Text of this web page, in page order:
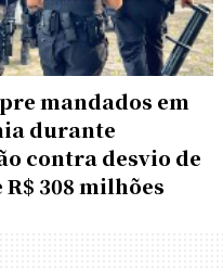
mandados em
durante
contra desvio de
308 milhões